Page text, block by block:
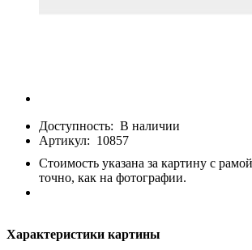
Доступность: В наличии
Артикул: 10857
Стоимость указана за картину с
точно, как на фотографии.
Характеристики картины